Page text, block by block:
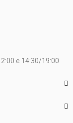
e 14:30/19:00